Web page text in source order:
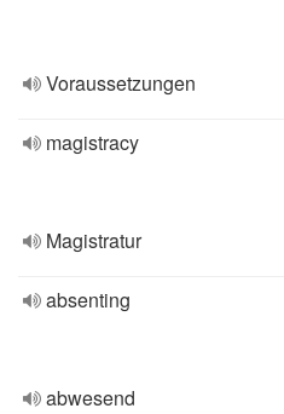
Voraussetzungen
magistracy
Magistratur
absenting
abwesend